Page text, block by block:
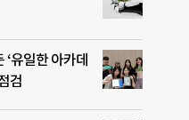
유일한 아카데
검